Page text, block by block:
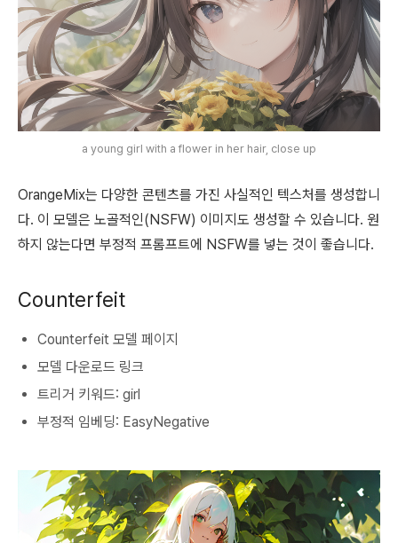
a young girl with a flower in her hair, close up
OrangeMix는 다양한 콘텐츠를 가진 사실적인 텍스처를 생성합니
다. 이 모델은 노골적인(NSFW) 이미지도 생성할 수 있습니다. 원
하지 않는다면 부정적 프롬프트에 NSFW를 넣는 것이 좋습니다.
Counterfeit
Counterfeit 모델 페이지
모델 다운로드 링크
트리거 키워드: girl
부정적 임베딩: EasyNegative